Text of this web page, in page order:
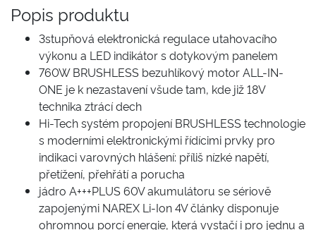
Popis produktu
3stupňová elektronická regulace utahovacího
výkonu a LED indikátor s dotykovým panelem
760W BRUSHLESS bezuhlíkový motor ALL-IN-
ONE je k nezastavení všude tam, kde již 18V
technika ztrácí dech
Hi-Tech systém propojení BRUSHLESS technologie
s moderními elektronickými řídícimi prvky pro
indikaci varovných hlášení: příliš nízké napětí,
přetížení, přehřátí a porucha
jádro A+++PLUS 60V akumulátoru se sériově
zapojenými NAREX Li-Ion 4V články disponuje
ohromnou porcí energie, která vystačí i pro jednu a